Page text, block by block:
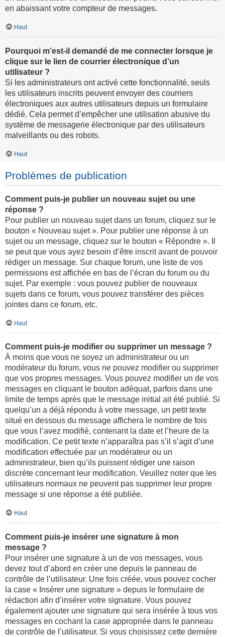
en abaissant votre compteur de messages.
Haut
Pourquoi m’est-il demandé de me connecter lorsque je
clique sur le lien de courrier électronique d’un
utilisateur ?
Si les administrateurs ont activé cette fonctionnalité, seuls
les utilisateurs inscrits peuvent envoyer des courriers
électroniques aux autres utilisateurs depuis un formulaire
dédié. Cela permet d’empêcher une utilisation abusive du
système de messagerie électronique par des utilisateurs
malveillants ou des robots.
Haut
Problèmes de publication
Comment puis-je publier un nouveau sujet ou une
réponse ?
Pour publier un nouveau sujet dans un forum, cliquez sur le
bouton « Nouveau sujet ». Pour publier une réponse à un
sujet ou un message, cliquez sur le bouton « Répondre ». Il
se peut que vous ayez besoin d’être inscrit avant de pouvoir
rédiger un message. Sur chaque forum, une liste de vos
permissions est affichée en bas de l’écran du forum ou du
sujet. Par exemple : vous pouvez publier de nouveaux
sujets dans ce forum, vous pouvez transférer des pièces
jointes dans ce forum, etc.
Haut
Comment puis-je modifier ou supprimer un message ?
À moins que vous ne soyez un administrateur ou un
modérateur du forum, vous ne pouvez modifier ou supprimer
que vos propres messages. Vous pouvez modifier un de vos
messages en cliquant le bouton adéquat, parfois dans une
limite de temps après que le message initial ait été publié. Si
quelqu’un a déjà répondu à votre message, un petit texte
situé en dessous du message affichera le nombre de fois
que vous l’avez modifié, contenant la date et l’heure de la
modification. Ce petit texte n’apparaîtra pas s’il s’agit d’une
modification effectuée par un modérateur ou un
administrateur, bien qu’ils puissent rédiger une raison
discrète concernant leur modification. Veuillez noter que les
utilisateurs normaux ne peuvent pas supprimer leur propre
message si une réponse a été publiée.
Haut
Comment puis-je insérer une signature à mon
message ?
Pour insérer une signature à un de vos messages, vous
devez tout d’abord en créer une depuis le panneau de
contrôle de l’utilisateur. Une fois créée, vous pouvez cocher
la case « Insérer une signature » depuis le formulaire de
rédaction afin d’insérer votre signature. Vous pouvez
également ajouter une signature qui sera insérée à tous vos
messages en cochant la case appropriée dans le panneau
de contrôle de l’utilisateur. Si vous choisissez cette dernière